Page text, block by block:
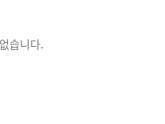
습니다.